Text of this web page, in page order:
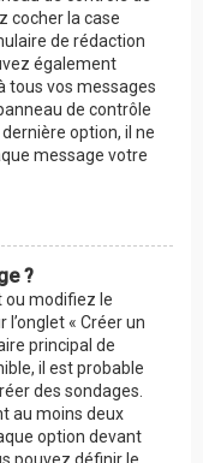
cocher la case
de rédaction
également
tous vos messages
de contrôle
option, il ne
message votre
?
ou modifiez le
« Créer un
principal de
il est probable
des sondages.
au moins deux
option devant
pouvez définir le